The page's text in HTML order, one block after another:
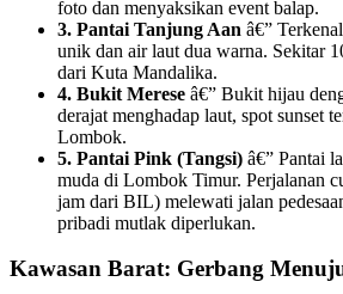
foto dan menyaksikan event balap.
3. Pantai Tanjung Aan â€”
unik dan air laut dua warna. Sekitar
dari Kuta Mandalika.
4. Bukit Merese â€” Bukit hijau
derajat menghadap laut, spot sunset
Lombok.
5. Pantai Pink (Tangsi) â€” Pantai
muda di Lombok Timur. Perjalanan
jam dari BIL) melewati jalan
pribadi mutlak diperlukan.
Kawasan Barat: Gerbang